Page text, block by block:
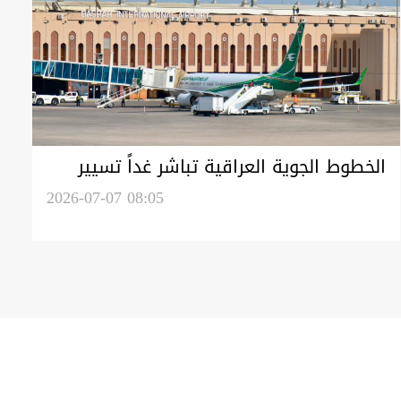
الخطوط الجوية العراقية تباشر غداً تسيير
أولى الرحلات بين البصرة و باكو2026-07-07 08:05